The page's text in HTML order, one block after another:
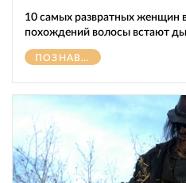
10 самых развратных женщин
похождений волосы встают
ПОЗНАВАТЕЛЬНОЕ